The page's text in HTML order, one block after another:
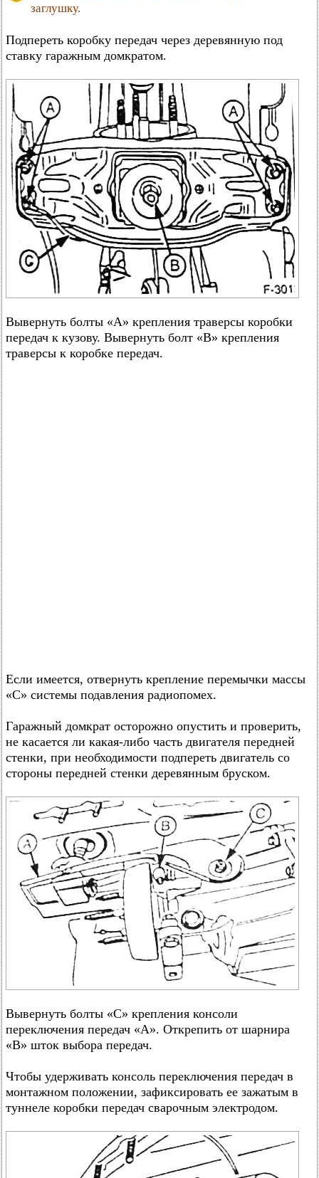
заглушку.
Подпереть коробку передач через деревянную под
ставку гаражным домкратом.
Вывернуть болты «А» крепления траверсы коробки
передач к кузову. Вывернуть болт «В» крепления
траверсы к коробке передач.
Если имеется, отвернуть крепление перемычки массы
«С» системы подавления радиопомех.
Гаражный домкрат осторожно опустить и проверить,
не касается ли какая-либо часть двигателя передней
стенки, при необходимости подпереть двигатель со
стороны передней стенки деревянным бруском.
Вывернуть болты «С» крепления консоли
переключения передач «А». Открепить от шарнира
«В» шток выбора передач.
Чтобы удерживать консоль переключения передач в
монтажном положении, зафиксировать ее зажатым в
туннеле коробки передач сварочным электродом.